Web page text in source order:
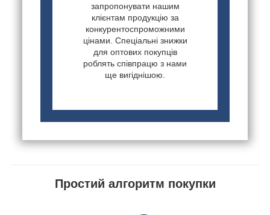
запропонувати нашим
клієнтам продукцію за
конкурентоспроможними
цінами. Спеціальні знижки
для оптових покупців
роблять співпрацю з нами
ще вигіднішою.
Простий алгоритм покупки